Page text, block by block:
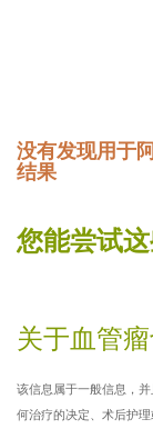
没有发现用于
结果
您能尝试
关于血管
该信息属于一般信息，
何治疗的决定、术后护